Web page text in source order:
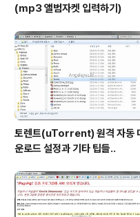
(mp3 앨범자켓 입력하기)
토렌트(uTorrent) 원격 자동
운로드 설정과 기타 팁들..